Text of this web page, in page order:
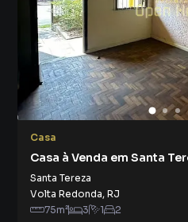
Casa
Casa à Venda em Santa
Santa Tereza
Volta Redonda, RJ
75m² 3 1 2